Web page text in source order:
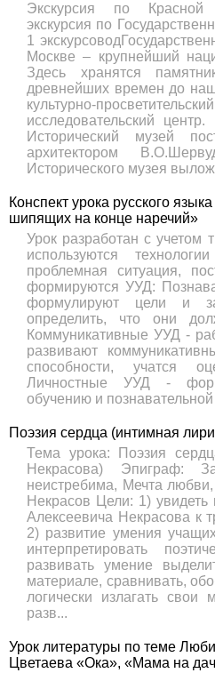
Экскурсия по Красной
экскурсия по
1
Москве – крупнейший
Здесь хранятся
древнейших времен до
культурно-
исследовательский
Исторический музей
архитектором
Исторического музея
Конспект урока русского
шипящих на конце наречий»
Урок разработан с
используются
проблемная ситуация,
формируются УУД:
формулируют цели и
определить, что они
Коммуникативные УУД -
развивают
способности, учатся
Личностные УУД -
обучению и познавательной
Поэзия сердца (интимная
Тема урока: Поэзия
Некрасова)
неистребима, Мечта
Некрасов Цели: 1)
Алексеевича Некрасова к
2) развитие умения
интерпретировать
развивать умение
материале, сравнивать,
логически излагать свои
разв...
Урок литературы по теме
Цветаева «Ока», «Мама на